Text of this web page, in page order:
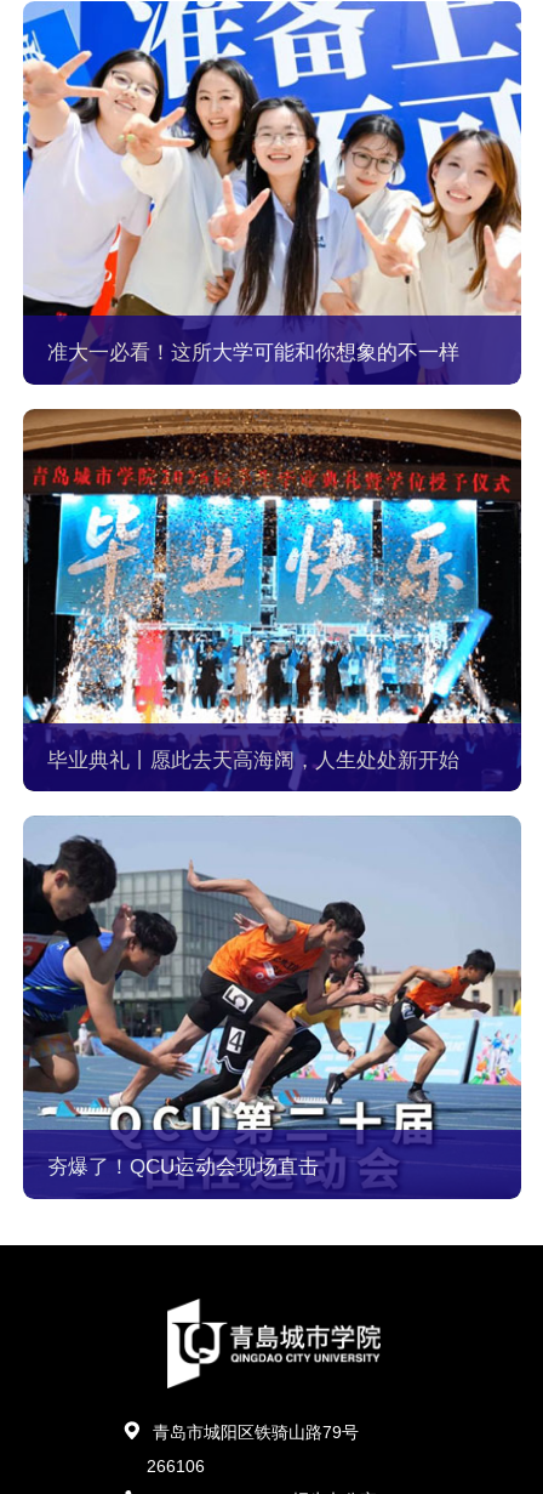
准大一必看！这所大学可能和你想象的不一样
毕业典礼丨愿此去天高海阔，人生处处新开始
夯爆了！QCU运动会现场直击
青岛市城阳区铁骑山路79号
266106